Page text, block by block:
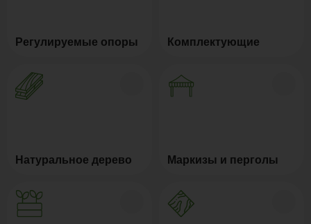
Регулируемые опоры Комплектующие
Натуральное дерево Маркизы и перголы